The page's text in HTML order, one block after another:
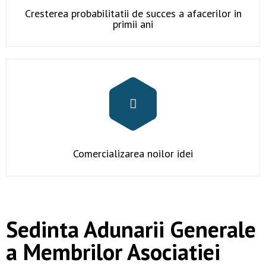
Cresterea probabilitatii de succes a afacerilor in
primii ani
Comercializarea noilor idei
Sedinta Adunarii Generale
a Membrilor Asociatiei